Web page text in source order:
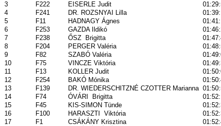
3
F222 EISERLE Judit
4
F241 DR. ROZSNYAI Lilla
5
F11 HADNAGY Ágnes
6
F253 GAZDA Ildikó
7
F238 ŐSZ Brigitta
8
F204 PERGER Valéria
9
F82 SZABÓ Valéria
10
F75 VINCZE Viktória
11
F13 KOLLER Judit
12
F254 BAKÓ Mónika
13
F139 DR. WIEDERSCHITZNÉ CZOTTER Marianna
14
F74 ÓVÁRI Brigitta
15
F45 KIS-SIMON Tünde
16
F100 HARASZTI Viktória
17
F1 CSÁKÁNY Krisztina